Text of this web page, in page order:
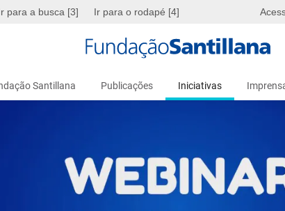
para a busca [3] Ir para o rodapé [4]
Santillana Publicações Iniciativas